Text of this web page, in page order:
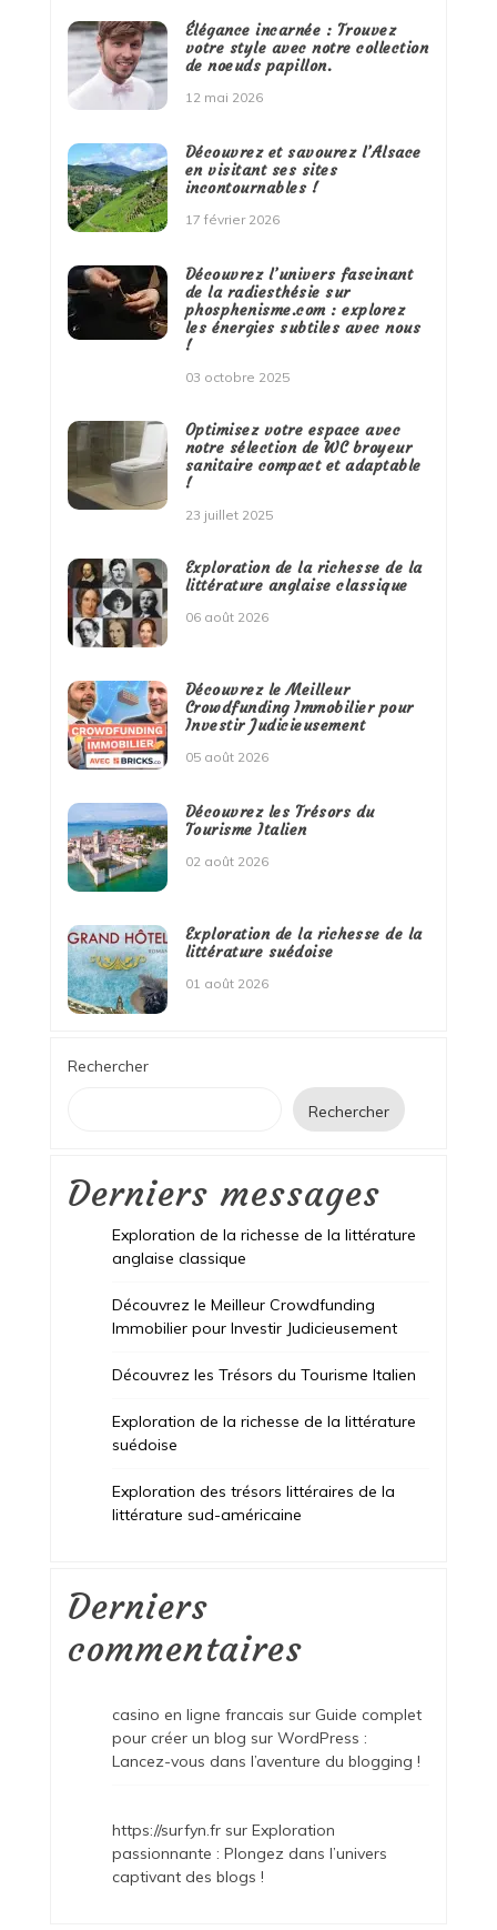
Élégance incarnée : Trouvez
votre style avec notre collection
de noeuds papillon.
12 mai 2026
Découvrez et savourez l’Alsace
en visitant ses sites
incontournables !
17 février 2026
Découvrez l’univers fascinant
de la radiesthésie sur
phosphenisme.com : explorez
les énergies subtiles avec nous
!
03 octobre 2025
Optimisez votre espace avec
notre sélection de WC broyeur
sanitaire compact et adaptable
!
23 juillet 2025
Exploration de la richesse de la
littérature anglaise classique
06 août 2026
Découvrez le Meilleur
Crowdfunding Immobilier pour
Investir Judicieusement
05 août 2026
Découvrez les Trésors du
Tourisme Italien
02 août 2026
Exploration de la richesse de la
littérature suédoise
01 août 2026
Rechercher
Rechercher
Derniers messages
Exploration de la richesse de la littérature
anglaise classique
Découvrez le Meilleur Crowdfunding
Immobilier pour Investir Judicieusement
Découvrez les Trésors du Tourisme Italien
Exploration de la richesse de la littérature
suédoise
Exploration des trésors littéraires de la
littérature sud-américaine
Derniers
commentaires
casino en ligne francais sur Guide complet
pour créer un blog sur WordPress :
Lancez-vous dans l’aventure du blogging !
https://surfyn.frsur Exploration
passionnante : Plongez dans l’univers
captivant des blogs !